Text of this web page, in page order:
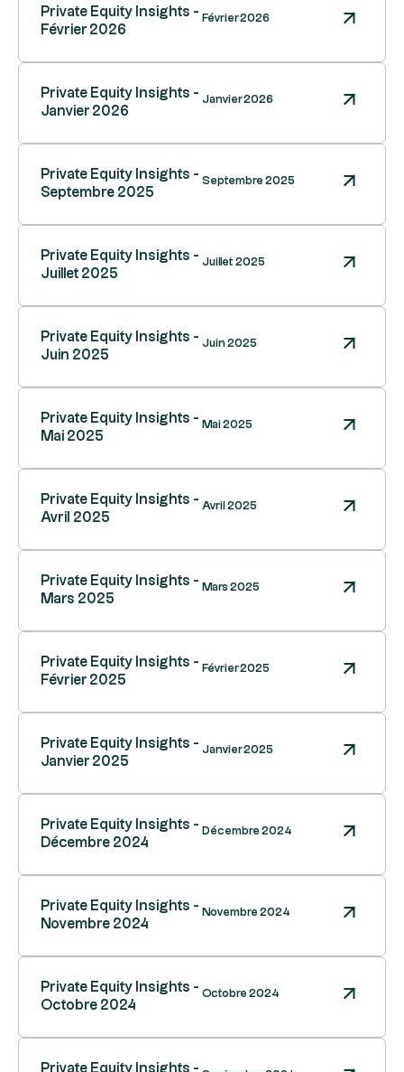
Private Equity Insights -
Février 2026
Février 2026
Private Equity Insights -
Janvier 2026
Janvier 2026
Private Equity Insights -
Septembre 2025
Septembre 2025
Private Equity Insights -
Juillet 2025
Juillet 2025
Private Equity Insights -
Juin 2025
Juin 2025
Private Equity Insights -
Mai 2025
Mai 2025
Private Equity Insights -
Avril 2025
Avril 2025
Private Equity Insights -
Mars 2025
Mars 2025
Private Equity Insights -
Février 2025
Février 2025
Private Equity Insights -
Janvier 2025
Janvier 2025
Private Equity Insights -
Décembre 2024
Décembre 2024
Private Equity Insights -
Novembre 2024
Novembre 2024
Private Equity Insights -
Octobre 2024
Octobre 2024
Private Equity Insights -